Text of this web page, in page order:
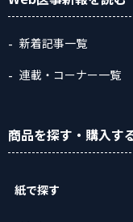
新着記事一覧
連載・コーナー一覧
商品を探す ・購入す
紙で探す